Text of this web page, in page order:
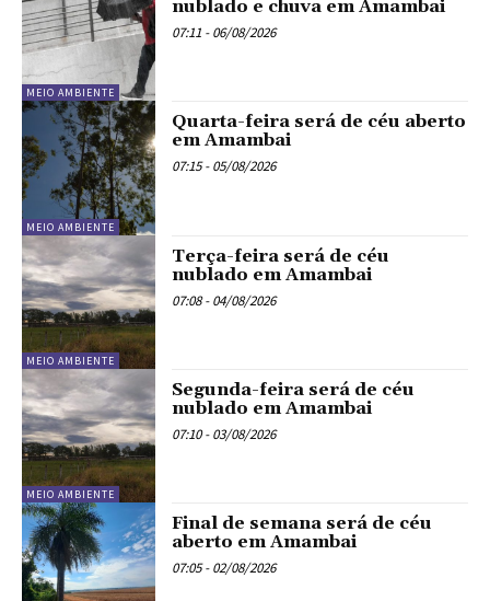
MEIO AMBIENTE
nublado e chuva em Amambai
07:11 - 06/08/2026
MEIO AMBIENTE
Quarta-feira será de céu aberto
em Amambai
07:15 - 05/08/2026
MEIO AMBIENTE
Terça-feira será de céu
nublado em Amambai
07:08 - 04/08/2026
MEIO AMBIENTE
Segunda-feira será de céu
nublado em Amambai
07:10 - 03/08/2026
Final de semana será de céu
aberto em Amambai
07:05 - 02/08/2026